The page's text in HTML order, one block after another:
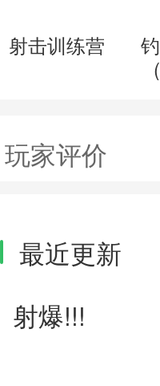
射击训练营
玩家评价
最近更新
射爆!!!